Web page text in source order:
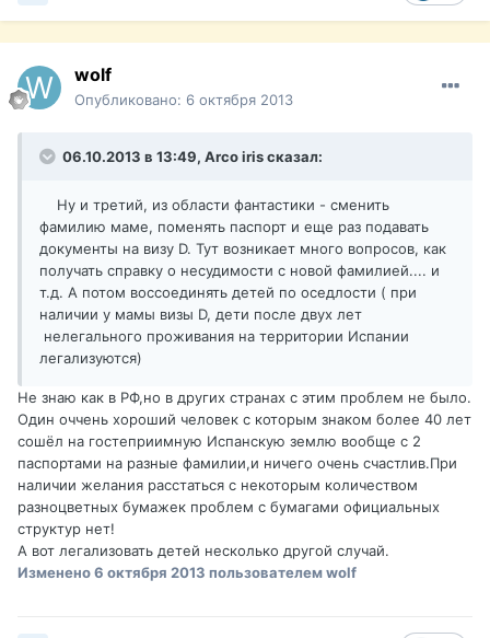
wolf
Опубликовано: 6 октября 2013
06.10.2013 в 13:49, Arco iris сказал:
Ну и третий, из области фантастики - сменить
фамилию маме, поменять паспорт и еще раз подавать
документы на визу D. Тут возникает много вопросов, как
получать справку о несудимости с новой фамилией.... и
т.д. А потом воссоединять детей по оседлости ( при
наличии у мамы визы D, дети после двух лет
нелегального проживания на территории Испании
легализуются)
Не знаю как в РФ,но в других странах с этим проблем не было.
Один оччень хороший человек с которым знаком более 40 лет
сошёл на гостеприимную Испанскую землю вообще с 2
паспортами на разные фамилии,и ничего очень счастлив.При
наличии желания расстаться с некоторым количеством
разноцветных бумажек проблем с бумагами официальных
структур нет!
А вот легализовать детей несколько другой случай.
Изменено6 октября 2013 пользователем wolf